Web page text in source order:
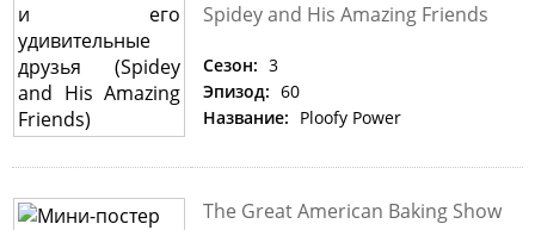
Spidey and His Amazing Friends
Сезон: 3
Эпизод: 60
Название: Ploofy Power
The Great American Baking Show